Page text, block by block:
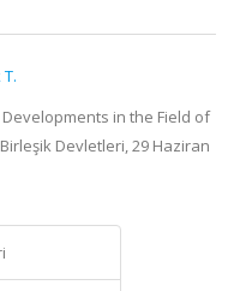
in the Field of
Devletleri, 29 Haziran